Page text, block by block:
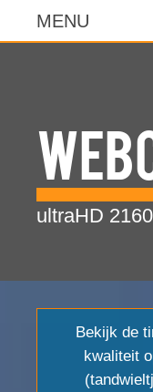
ultraHD
Bekijk de
kwaliteit